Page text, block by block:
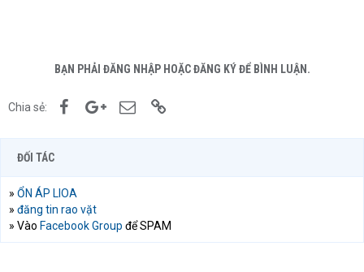
BẠN PHẢI ĐĂNG NHẬP HOẶC ĐĂNG KÝ ĐỂ BÌNH LUẬN.
Chia sẻ: FacebookGoogle+Email
ĐỐI TÁC
» ỔN ÁP LIOA
» đăng tin rao vặt
» Vào Facebook Group để SPAM